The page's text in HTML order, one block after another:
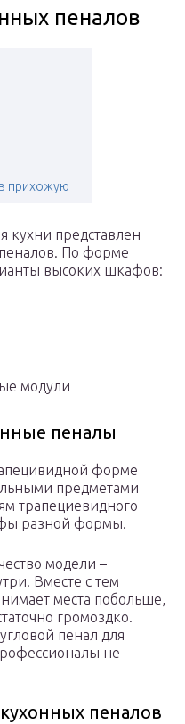
пеналов
прихожую
кухни представлен
По форме
высоких шкафов:
модули
пеналы
форме
предметами
трапециевидного
разной формы.
модели –
Вместе с тем
места побольше,
громоздко.
пенал для
не
пеналов